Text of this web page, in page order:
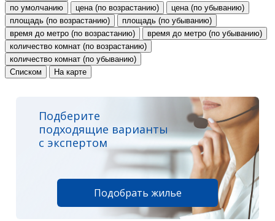
по умолчанию
цена (по возрастанию)
цена (по убыванию)
площадь (по возрастанию)
площадь (по убыванию)
время до метро (по возрастанию)
время до метро (по убыванию)
количество комнат (по возрастанию)
количество комнат (по убыванию)
Списком
На карте
Подберите
подходящие варианты
с экспертом
Подобрать жилье